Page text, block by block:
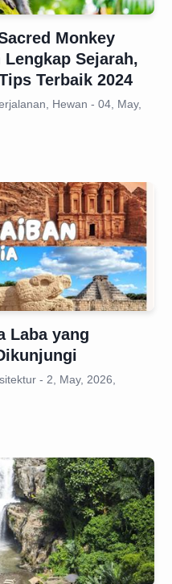
Monkey
Sejarah,
Terbaik 2024
Hewan - 04, May,
Laba yang
- 2, May, 2026,